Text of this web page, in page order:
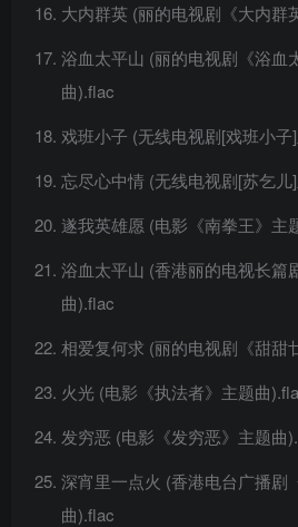
大内群英 (丽的电视剧《大内群
浴血太平山 (丽的电视剧《浴血
曲).flac
戏班小子 (无线电视剧[戏班小
忘尽心中情 (无线电视剧[苏乞儿
遂我英雄愿 (电影《南拳王》主
浴血太平山 (香港丽的电视长篇
曲).flac
相爱复何求 (丽的电视剧《甜甜
火光 (电影《执法者》主题曲
发穷恶 (电影《发穷恶》主题曲
深宵里一点火 (香港电台广播剧
曲).flac